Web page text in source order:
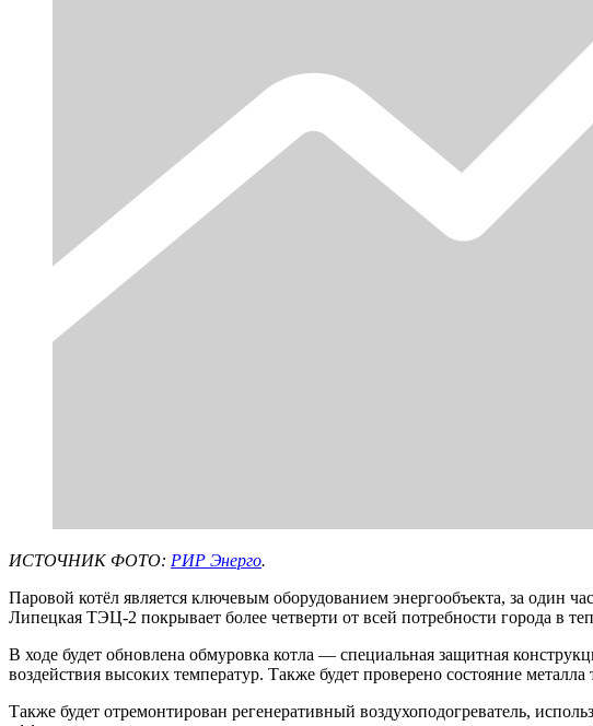
ИСТОЧНИК ФОТО: РИР Энерго.
Паровой котёл является ключевым оборудованием энергообъекта, за один
Липецкая ТЭЦ-2 покрывает более четверти от всей потребности города в
В ходе будет обновлена обмуровка котла — специальная защитная
воздействия высоких температур. Также будет проверено состояние
Также будет отремонтирован регенеративный воздухоподогреватель,